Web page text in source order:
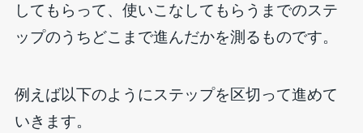
してもらって、使いこなしてもらうまでのステ
ップのうちどこまで進んだかを測るものです。
例えば以下のようにステップを区切って進めて
いきます。